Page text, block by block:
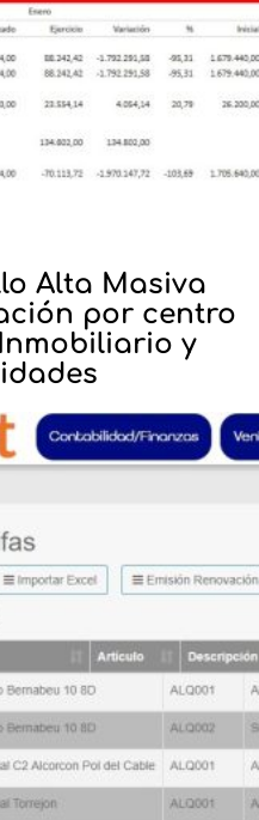
Alta Masiva
por centro
y